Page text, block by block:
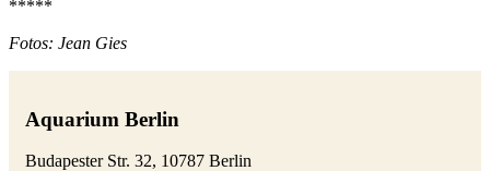
*****
Fotos: Jean Gies
Aquarium Berlin
Budapester Str. 32, 10787 Berlin